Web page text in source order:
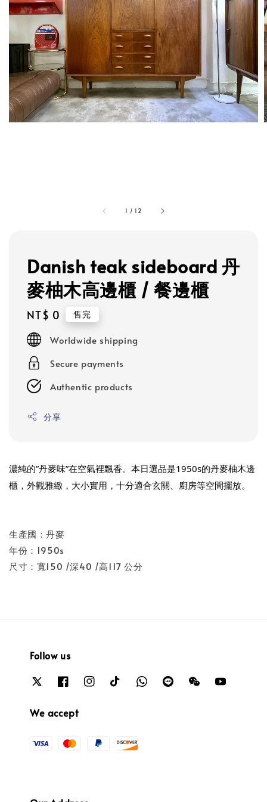
1 / 12
Danish teak sideboard 丹
麥柚木高邊櫃 / 餐邊櫃
Regular
price
NT$ 0 售完
Worldwide shipping
Secure payments
Authentic products
分享
濃純的”丹麥味”在空氣裡飄香。本日選品是1950s的丹麥柚木邊
櫃，外觀雅緻，大小實用，十分適合玄關、廚房等空間擺放。
生產國：丹麥
年份：1950s
尺寸：寬150 /深40 /高117 公分
Follow us
We accept